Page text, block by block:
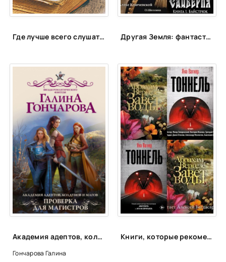
Где лучше всего слушать аудиокниги? Другая Земля: фантастика с альтернативной историей
Академия адептов, колдунов и магов. Проверка для магистров - Галина Гончарова
Гончарова Галина
Книги, которые рекомендует Яна Вагнер